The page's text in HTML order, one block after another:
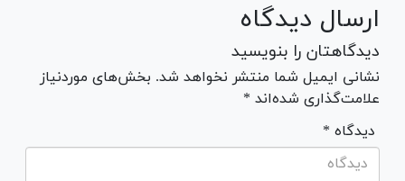
ارسال دیدگاه
دیدگاهتان را بنویسید
نشانی ایمیل شما منتشر نخواهد شد. بخش‌های موردنیاز
علامت‌گذاری شده‌اند *
* دیدگاه